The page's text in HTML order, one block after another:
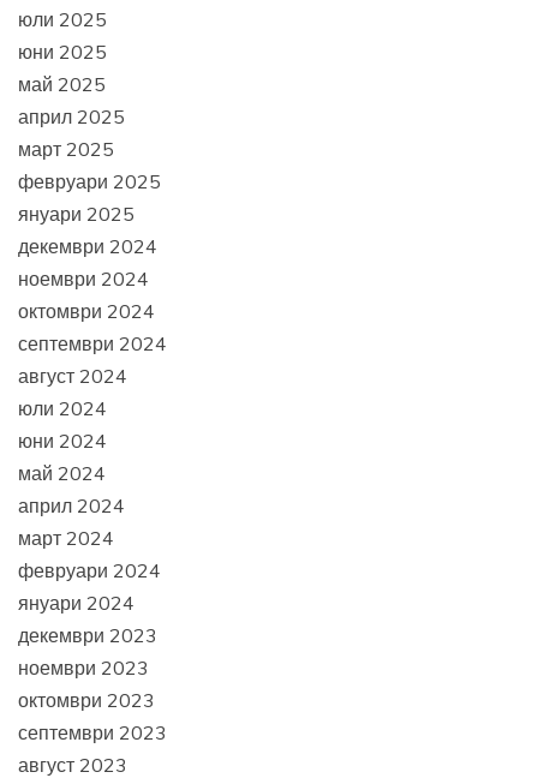
юли 2025
юни 2025
май 2025
април 2025
март 2025
февруари 2025
януари 2025
декември 2024
ноември 2024
октомври 2024
септември 2024
август 2024
юли 2024
юни 2024
май 2024
април 2024
март 2024
февруари 2024
януари 2024
декември 2023
ноември 2023
октомври 2023
септември 2023
август 2023